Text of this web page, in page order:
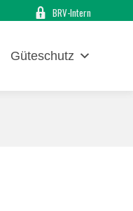
BRV-Intern
Güteschutz